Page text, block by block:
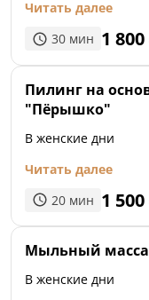
Читать далее
30 мин 1 800
Пилинг на
"Пёрышко"
В женские дни
Читать далее
20 мин 1 500
Мыльный
В женские дни